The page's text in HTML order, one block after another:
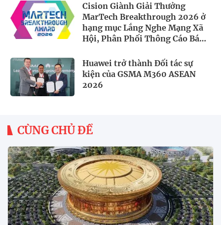
Cision Giành Giải Thưởng
MarTech Breakthrough 2026 ở
hạng mục Lắng Nghe Mạng Xã
Hội, Phân Phối Thông Cáo Báo
Lời (AEO)
Huawei trở thành Đối tác sự
kiện của GSMA M360 ASEAN
2026
CÙNG CHỦ ĐỀ